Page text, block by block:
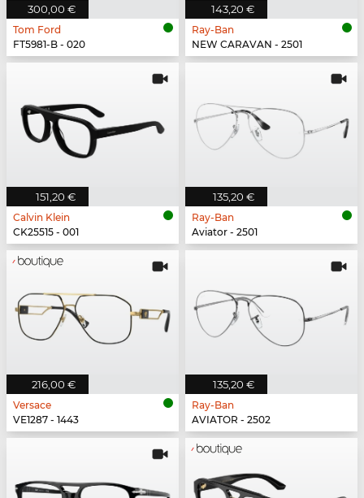
300,00 €
Tom Ford
FT5981-B - 020
143,20 €
Ray-Ban
NEW CARAVAN - 2501
151,20 €
Calvin Klein
CK25515 - 001
135,20 €
Ray-Ban
Aviator - 2501
216,00 €
Versace
VE1287 - 1443
135,20 €
Ray-Ban
AVIATOR - 2502